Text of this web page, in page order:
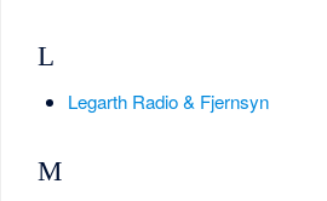
L
Legarth Radio & Fjernsyn
M